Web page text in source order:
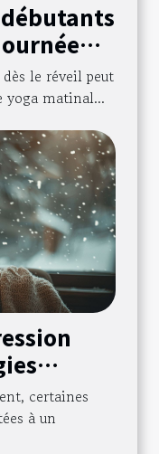
le réveil peut
yoga matinal...
certaines
à un